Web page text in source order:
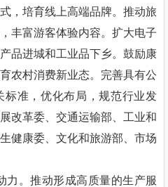
，培育线上高端品牌。推动旅
丰富游客体验内容。扩大电子
品进城和工业品下乡。鼓励康
农村消费新业态。完善具有公
标准，优化布局，规范行业发
改革委、交通运输部、工业和
健康委、文化和旅游部、市场
力。推动形成高质量的生产服